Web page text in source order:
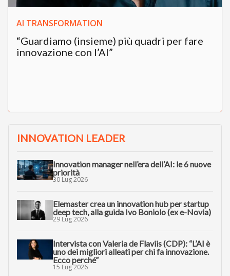
AI TRANSFORMATION
“Guardiamo (insieme) più quadri per fare
innovazione con l’AI”
INNOVATION LEADER
Innovation manager nell’era dell’AI: le 6 nuove
priorità
30 Lug 2026
Elemaster crea un innovation hub per startup
deep tech, alla guida Ivo Boniolo (ex e-Novia)
29 Lug 2026
Intervista con Valeria de Flaviis (CDP): “L’AI è
uno dei migliori alleati per chi fa innovazione.
Ecco perché”
15 Lug 2026